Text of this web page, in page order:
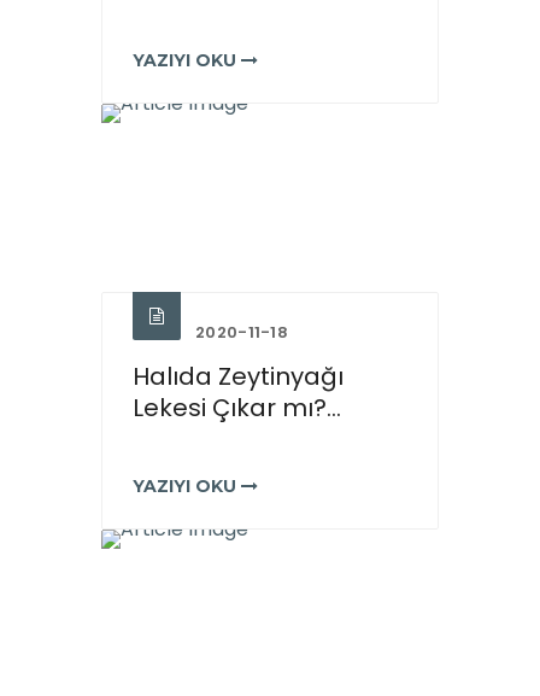
YAZIYI OKU
2020-11-18
Halıda Zeytinyağı
Lekesi Çıkar mı?...
YAZIYI OKU